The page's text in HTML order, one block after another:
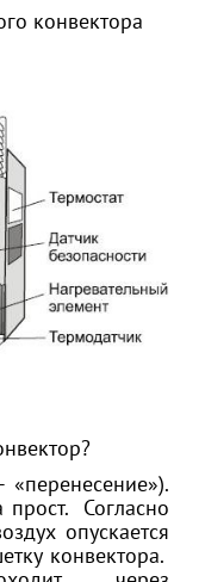
конвектора
прост. Согласно
опускается
конвектора.